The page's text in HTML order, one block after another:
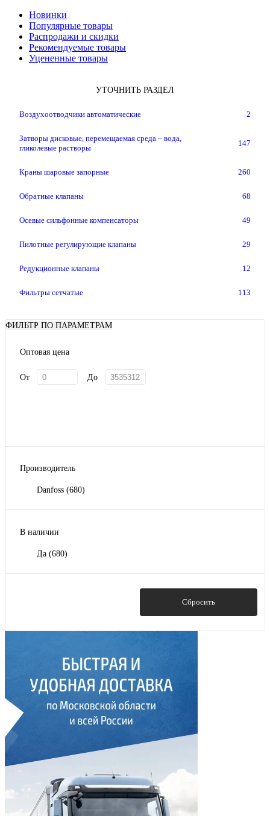
Новинки
Популярные товары
Распродажи и скидки
Рекомендуемые товары
Уцененные товары
УТОЧНИТЬ РАЗДЕЛ
Воздухоотводчики автоматические 2
Затворы дисковые, перемещаемая среда – вода,
гликолевые растворы
147
Краны шаровые запорные 260
Обратные клапаны 68
Осевые сильфонные компенсаторы 49
Пилотные регулирующие клапаны 29
Редукционные клапаны 12
Фильтры сетчатые 113
ФИЛЬТР ПО ПАРАМЕТРАМ
Оптовая цена
От До
Производитель
Danfoss (680)
В наличии
Да (680)
Сбросить